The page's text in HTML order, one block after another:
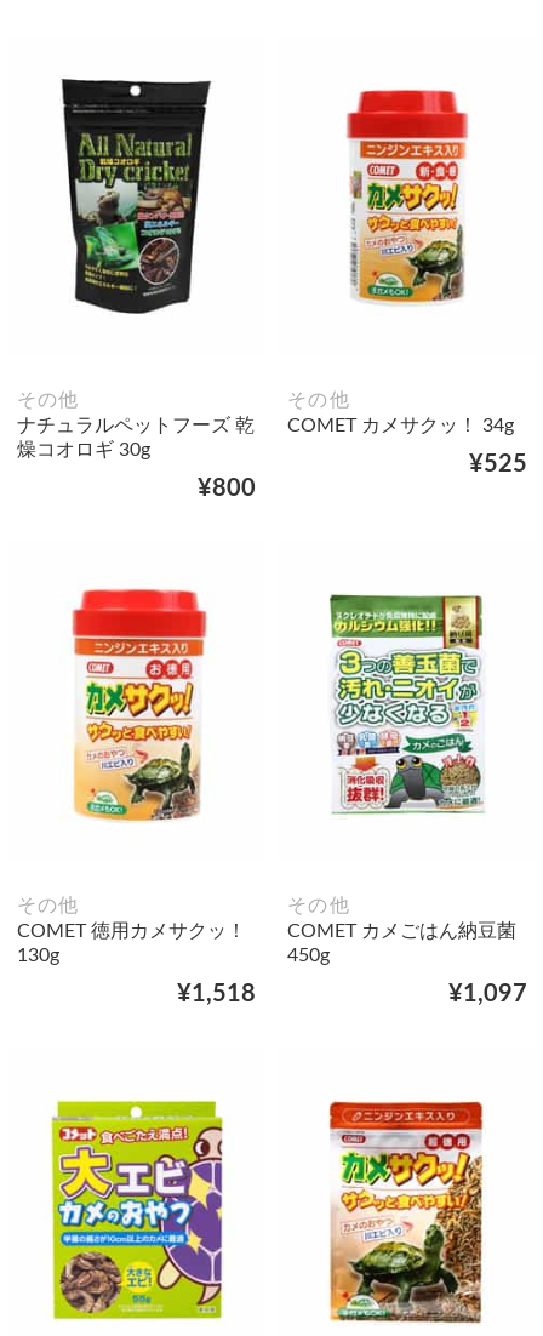
その他
ナチュラルペットフーズ 乾
燥コオロギ 30g
¥800
その他
COMET カメサクッ！ 34g
¥525
その他
COMET 徳用カメサクッ！
130g
¥1,518
その他
COMET カメごはん納豆菌
450g
¥1,097